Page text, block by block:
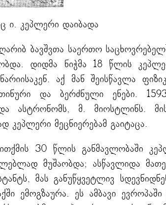
ი. კეპლერი დაიბადა
ბავშვთა საერთო
დიდმა ნიჭმა 18 წლის
აქ მან შეისწავლა
და ბერძნული ენები.
და ასტრონომს, მ. მიოსტლინს.
კეპლერი მეცნიერებამ გაიტაცა.
30 წლის განმავლობაში
მუშაობდა; ასწავლიდა
მას განუწყვეტლივ
ემოგზაურა. ეს ამბავი